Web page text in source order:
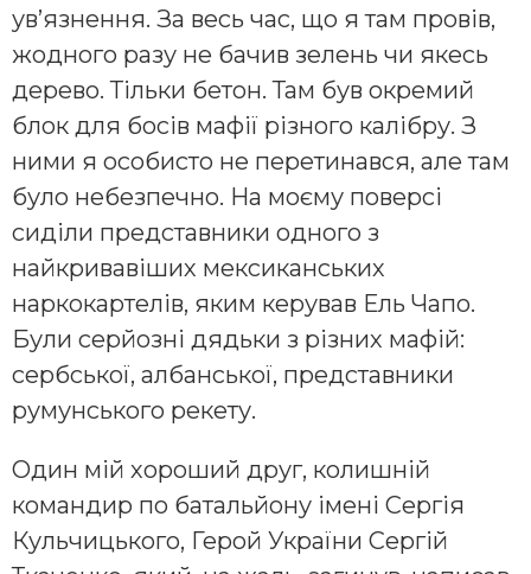
ув’язнення. За весь час, що я там провів,
жодного разу не бачив зелень чи якесь
дерево. Тільки бетон. Там був окремий
блок для босів мафії різного калібру. З
ними я особисто не перетинався, але там
було небезпечно. На моєму поверсі
сиділи представники одного з
найкривавіших мексиканських
наркокартелів, яким керував Ель Чапо.
Були серйозні дядьки з різних мафій:
сербської, албанської, представники
румунського рекету.
Один мій хороший друг, колишній
командир по батальйону імені Сергія
Кульчицького, Герой України Сергій